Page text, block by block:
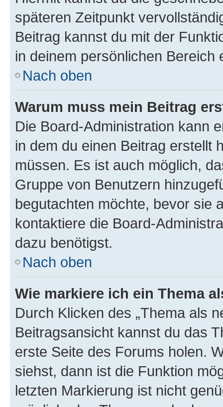
späteren Zeitpunkt
Beitrag kannst du mit der
in deinem persönlichen Bereich
Nach oben
Warum muss mein Beitrag
Die Board-Administration kann
in dem du einen Beitrag erstellt
müssen. Es ist auch möglich,
Gruppe von Benutzern
begutachten möchte, bevor sie
kontaktiere die Board-
dazu benötigst.
Nach oben
Wie markiere ich ein Thema
Durch Klicken des „Thema als
Beitragsansicht kannst du das
erste Seite des Forums holen.
siehst, dann ist die Funktion
letzten Markierung ist nicht